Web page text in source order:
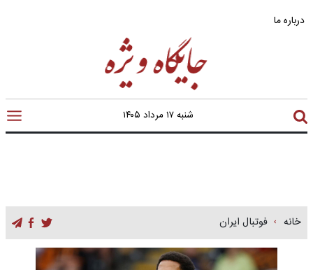
درباره ما
شنبه ۱۷ مرداد ۱۴۰۵
خانه فوتبال ایران